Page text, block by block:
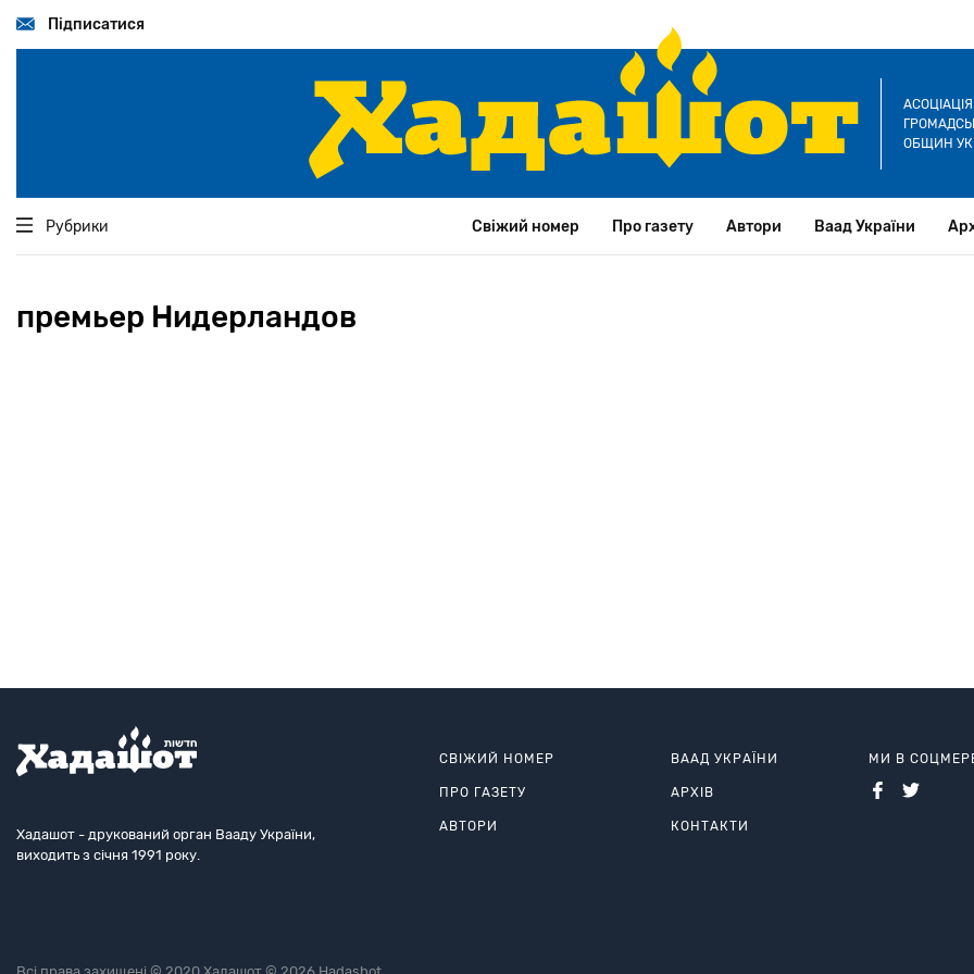
основногоПідписатися
ОБЩИН
Рубрики Свіжий номер Про газету Автори Ваад України
премьер Нидерландов
Хадашот - друкований орган Вааду України,
виходить з січня 1991 року.
СВІЖИЙ НОМЕР
ПРО ГАЗЕТУ
АВТОРИ
ВААД УКРАЇНИ
АРХІВ
КОНТАКТИ
МИ В